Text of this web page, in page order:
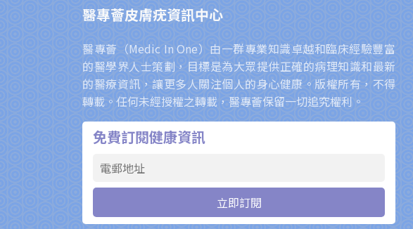
醫專薈皮膚疣資訊中心
醫專薈（Medic In One）由一群專業知識卓越和臨床經驗豐富
的醫學界人士策劃，目標是為大眾提供正確的病理知識和最新
的醫療資訊，讓更多人關注個人的身心健康。版權所有，不得
轉載。任何未經授權之轉載，醫專薈保留一切追究權利。
免費訂閱健康資訊